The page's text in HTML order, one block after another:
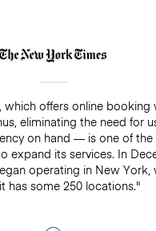
which offers online booking
eliminating the need for
on hand — is one of
expand its services. In
operating in New York,
has some 250 locations."